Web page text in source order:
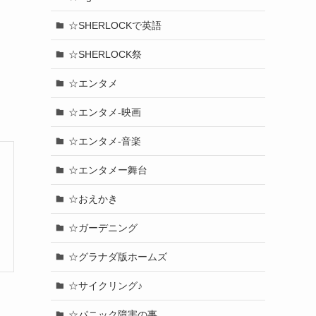
☆SHERLOCKで英語
☆SHERLOCK祭
☆エンタメ
☆エンタメ-映画
☆エンタメ-音楽
☆エンタメー舞台
☆おえかき
☆ガーデニング
☆グラナダ版ホームズ
☆サイクリング♪